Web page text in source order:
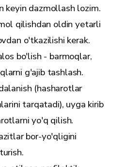
keyin dazmollash lozim.
qilishdan oldin yetarli
o'tkazilishi kerak.
bo'lish - barmoqlar,
g'ajib tashlash.
(hasharotlar
tarqatadi), uyga kirib
yo'q qilish.
bor-yo'qligini